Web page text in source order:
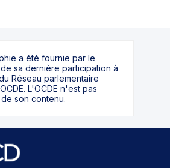
a été fournie par le
sa dernière participation à
Réseau parlementaire
L'OCDE n'est pas
son contenu.